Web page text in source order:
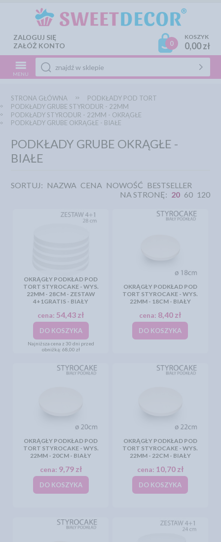
ZALOGUJ SIĘ
ZAŁÓŻ KONTO
0
KOSZYK
0,00 zł
MENU
STRONA GŁÓWNA
PODKŁADY POD TORT
PODKŁADY GRUBE STYRODUR - 22MM
PODKŁADY STYRODUR - 22MM - OKRĄGŁE
PODKŁADY GRUBE OKRĄGŁE - BIAŁE
PODKŁADY GRUBE OKRĄGŁE -
BIAŁE
SORTUJ: NAZWA CENA NOWOŚĆ BESTSELLER
NA STRONĘ: 20 60 120
OKRĄGŁY PODKŁAD POD
TORT STYROCAKE - WYS.
22MM - 28CM - ZESTAW
4+1GRATIS - BIAŁY
cena:54,43 zł
DO KOSZYKA
Najniższa cena z 30 dni przed
obniżką: 68,00 zł
OKRĄGŁY PODKŁAD POD
TORT STYROCAKE - WYS.
22MM - 18CM - BIAŁY
cena: 8,40 zł
DO KOSZYKA
OKRĄGŁY PODKŁAD POD
TORT STYROCAKE - WYS.
22MM - 20CM - BIAŁY
cena: 9,79 zł
DO KOSZYKA
OKRĄGŁY PODKŁAD POD
TORT STYROCAKE - WYS.
22MM - 22CM - BIAŁY
cena: 10,70 zł
DO KOSZYKA